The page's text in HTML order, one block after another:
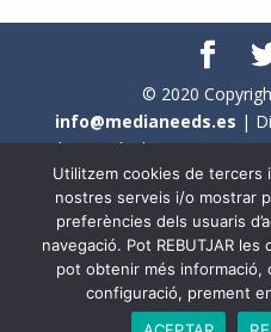
© 2020
info@medianeeds.es |
| Tots els drets reservats a
Avís per
En aquest web s'ha tingut
llenguatge. No obstant
extensió, no s'ha pogut fer
aquest motiu, a vegades ,
Utilitzem cookies de tercers
nostres serveis i/o mostrar
preferències dels usuaris
navegació. Pot REBUTJAR
pot obtenir més informació,
configuració, prement en